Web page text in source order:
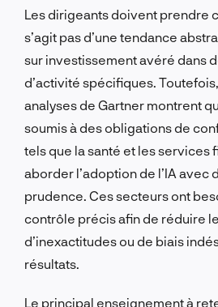
Les dirigeants doivent prendre
s’agit pas d’une tendance
sur investissement avéré dans
d’activité spécifiques.
analyses de Gartner montrent
soumis à des obligations de
tels que la santé et les services
aborder l’adoption de l’IA avec
prudence. Ces secteurs ont
contrôle précis afin de réduire
d’inexactitudes ou de biais
résultats.
Le principal enseignement à